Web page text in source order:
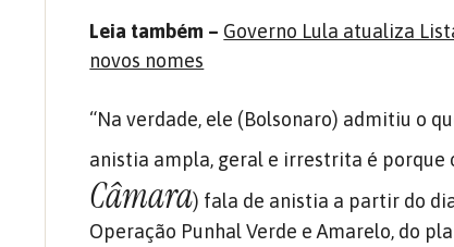
Leia também – Governo Lula atualiza
novos nomes
“Na verdade, ele (Bolsonaro) admitiu o
anistia ampla, geral e irrestrita é porque
Câmara) fala de anistia a partir do
Operação Punhal Verde e Amarelo, do